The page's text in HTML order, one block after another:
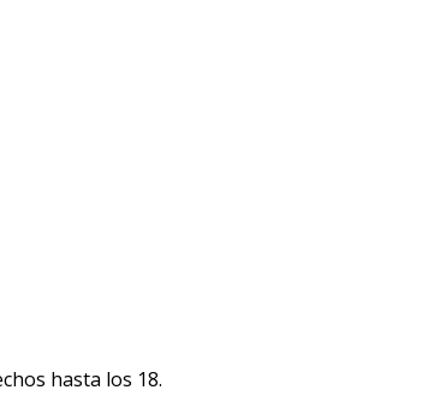
hasta los 18.